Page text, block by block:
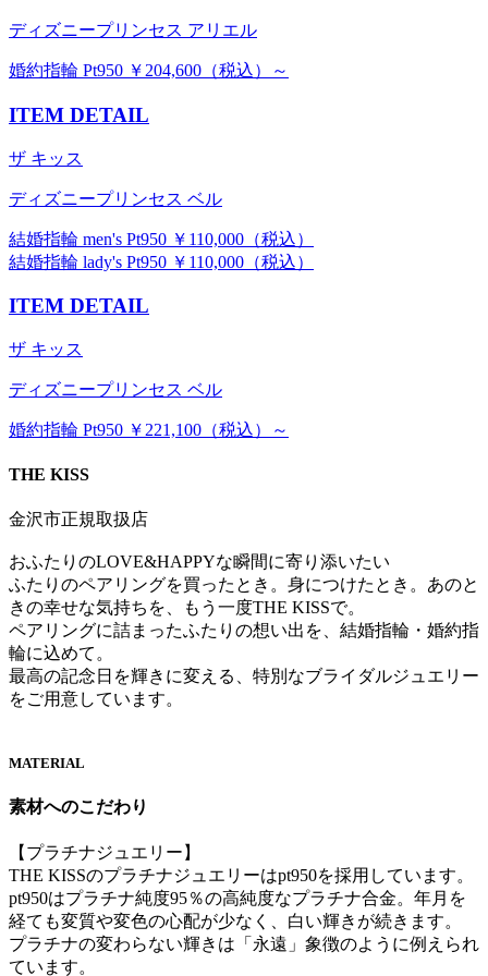
ディズニープリンセス アリエル
婚約指輪 Pt950 ￥204,600（税込）～
ITEM DETAIL
ザ キッス
ディズニープリンセス ベル
結婚指輪 men's Pt950 ￥110,000（税込）
結婚指輪 lady's Pt950 ￥110,000（税込）
ITEM DETAIL
ザ キッス
ディズニープリンセス ベル
婚約指輪 Pt950 ￥221,100（税込）～
THE KISS
金沢市正規取扱店
おふたりのLOVE&HAPPYな瞬間に寄り添いたい
ふたりのペアリングを買ったとき。身につけたとき。あのと
きの幸せな気持ちを、もう一度THE KISSで。
ペアリングに詰まったふたりの想い出を、結婚指輪・婚約指
輪に込めて。
最高の記念日を輝きに変える、特別なブライダルジュエリー
をご用意しています。
MATERIAL
素材へのこだわり
【プラチナジュエリー】
THE KISSのプラチナジュエリーはpt950を採用しています。
pt950はプラチナ純度95％の高純度なプラチナ合金。年月を
経ても変質や変色の心配が少なく、白い輝きが続きます。
プラチナの変わらない輝きは「永遠」象徴のように例えられ
ています。